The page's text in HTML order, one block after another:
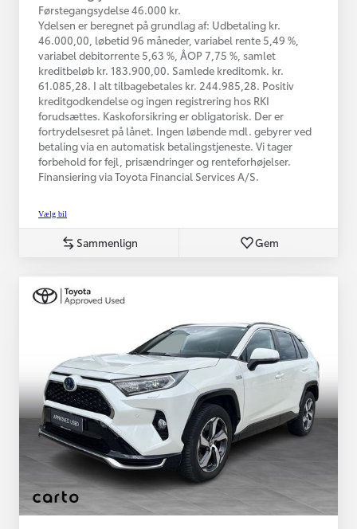
Førstegangsydelse 46.000 kr.
Ydelsen er beregnet på grundlag af: Udbetaling kr.
46.000,00, løbetid 96 måneder, variabel rente 5,49 %,
variabel debitorrente 5,63 %, ÅOP 7,75 %, samlet
kreditbeløb kr. 183.900,00. Samlede kreditomk. kr.
61.085,28. I alt tilbagebetales kr. 244.985,28. Positiv
kreditgodkendelse og ingen registrering hos RKI
forudsættes. Kaskoforsikring er obligatorisk. Der er
fortrydelsesret på lånet. Ingen løbende mdl. gebyrer ved
betaling via en automatisk betalingstjeneste. Vi tager
forbehold for fejl, prisændringer og renteforhøjelser.
Finansiering via Toyota Financial Services A/S.
Vælg bil
Sammenlign Gem